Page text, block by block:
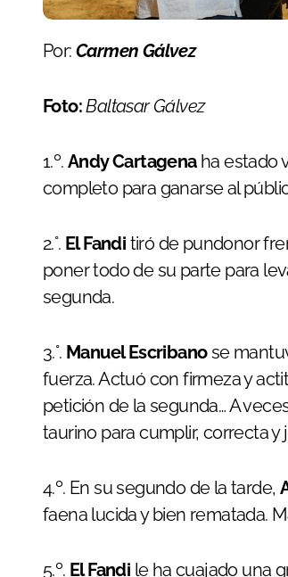
Por:Carmen Gálvez
Foto:Baltasar Gálvez
1.º. Andy Cartagenaha estado
completo para ganarse al
2.°. El Fandi tiró de pundonor
poner todo de su parte para
segunda.
3.°. Manuel Escribanose
fuerza. Actuó con firmeza y
petición de la segunda… A
taurino para cumplir, correcta
4.º. En su segundo de la tarde,
faena lucida y bien rematada.
5.º. El Fandi le ha cuajado una